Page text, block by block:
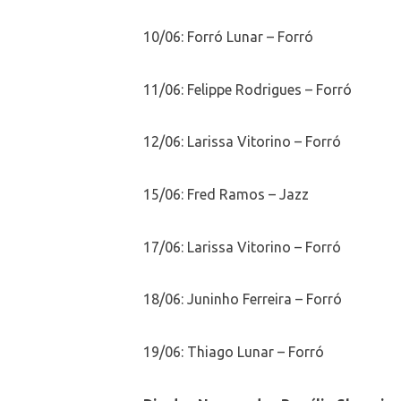
10/06: Forró Lunar – Forró
11/06: Felippe Rodrigues – Forró
12/06: Larissa Vitorino – Forró
15/06: Fred Ramos – Jazz
17/06: Larissa Vitorino – Forró
18/06: Juninho Ferreira – Forró
19/06: Thiago Lunar – Forró